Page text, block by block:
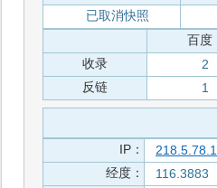
已取消快照
百度
收录
2
反链
1
IP：
经度：
116.3883